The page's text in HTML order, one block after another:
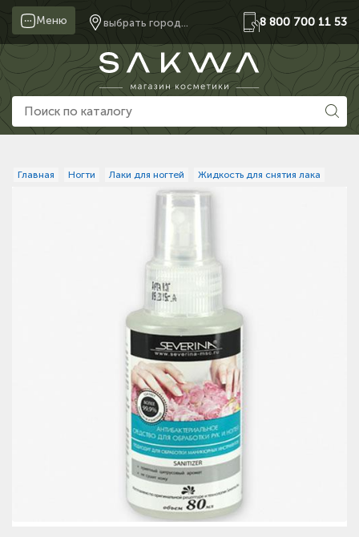
Меню выбрать город... 8 800 700 11 53
Главная Ногти Лаки для ногтей Жидкость для снятия лака